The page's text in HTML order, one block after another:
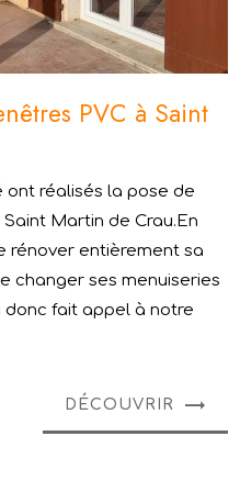
PVC à Saint
ont réalisés la pose de
Martin de Crau.En
rénover entièrement sa
changer ses menuiseries
donc fait appel à notre
DÉCOUVRIR